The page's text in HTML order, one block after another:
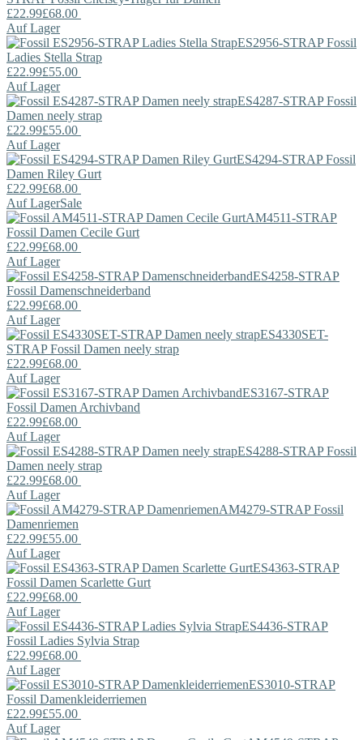
£22.99£68.00
Auf Lager
ES2956-STRAPFossil
Ladies Stella Strap
£22.99£55.00
Auf Lager
ES4287-STRAPFossil
Damen neely strap
£22.99£55.00
Auf Lager
ES4294-STRAPFossil
Damen Riley Gurt
£22.99£68.00
Auf LagerSale
AM4511-STRAP
Fossil Damen Cecile Gurt
£22.99£68.00
Auf Lager
ES4258-STRAP
Fossil Damenschneiderband
£22.99£68.00
Auf Lager
ES4330SET-
STRAPFossil Damen neely strap
£22.99£68.00
Auf Lager
ES3167-STRAP
Fossil Damen Archivband
£22.99£68.00
Auf Lager
ES4288-STRAPFossil
Damen neely strap
£22.99£68.00
Auf Lager
AM4279-STRAPFossil
Damenriemen
£22.99£55.00
Auf Lager
ES4363-STRAP
Fossil Damen Scarlette Gurt
£22.99£68.00
Auf Lager
ES4436-STRAP
Fossil Ladies Sylvia Strap
£22.99£68.00
Auf Lager
ES3010-STRAP
Fossil Damenkleiderriemen
£22.99£55.00
Auf Lager